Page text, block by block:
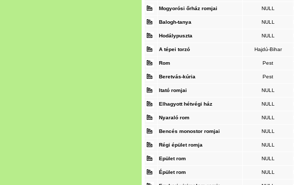
Mogyorósi őrház romjai NULL
Balogh-tanya NULL
Hodálypuszta NULL
A tépei torzó Hajdú-Bihar
Rom Pest
Beretvás-kúria Pest
Itató romjai NULL
Elhagyott hétvégi ház NULL
Nyaraló rom NULL
Bencés monostor romjai NULL
Régi épület romja NULL
Epület rom NULL
Épület rom NULL